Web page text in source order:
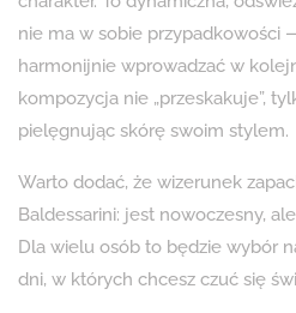
nie ma w sobie przypadkowości
harmonijnie wprowadzać w
kompozycja nie „przeskakuje”,
pielęgnując skórę swoim stylem.
Warto dodać, że wizerunek
Baldessarini: jest nowoczesny,
Dla wielu osób to będzie wybór
dni, w których chcesz czuć się